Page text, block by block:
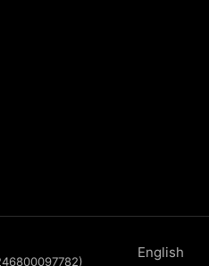
English